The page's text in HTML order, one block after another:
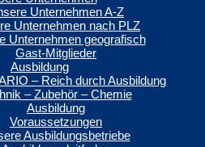
Unternehmen A-Z
Unternehmen nach PLZ
Unternehmen geografisch
Gast-Mitglieder
Ausbildung
– Reich durch Ausbildung
– Zubehör – Chemie
Ausbildung
Voraussetzungen
Ausbildungsbetriebe